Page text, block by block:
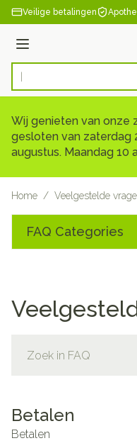
Ga naar de inhoud
Veilige betalingen
Menu
Product, merk,
Wij genieten van onze
gesloten van zaterdag
augustus. Maandag 10
Home / Veelgestelde
FAQ Categories
Betalen
Betalen